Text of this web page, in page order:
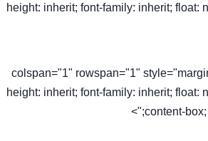
height: inherit; font-family: inherit; float:
< colspan="1" rowspan="1"
height: inherit; font-family: inherit; float:
content-